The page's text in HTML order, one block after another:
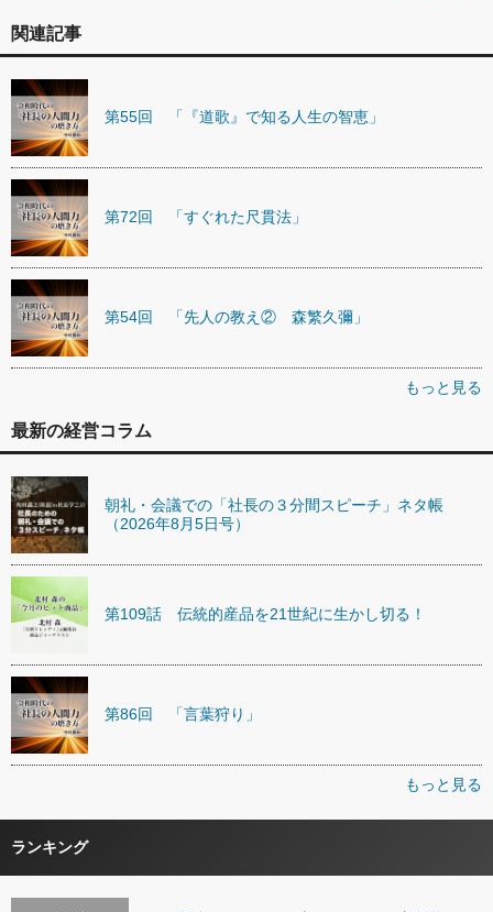
関連記事
第55回 「『道歌』で知る人生の智恵」
第72回 「すぐれた尺貫法」
第54回 「先人の教え② 森繁久彌」
もっと見る
最新の経営コラム
朝礼・会議での「社長の３分間スピーチ」ネタ帳
（2026年8月5日号）
第109話 伝統的産品を21世紀に生かし切る！
第86回 「言葉狩り」
もっと見る
ランキング